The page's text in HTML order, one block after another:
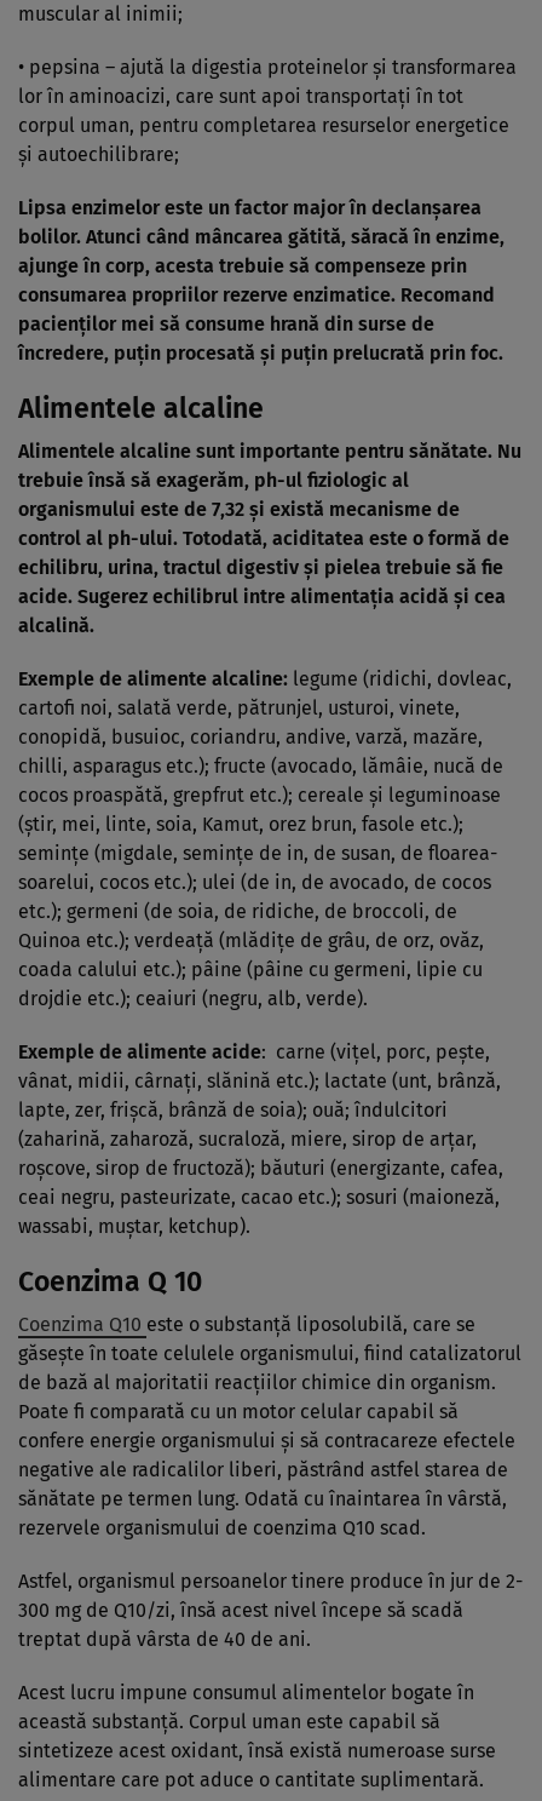
muscular al inimii;
• pepsina – ajută la digestia proteinelor şi transformarea
lor în aminoacizi, care sunt apoi transportaţi în tot
corpul uman, pentru completarea resurselor energetice
şi autoechilibrare;
Lipsa enzimelor este un factor major în declanşarea
bolilor. Atunci când mâncarea gătită, săracă în enzime,
ajunge în corp, acesta trebuie să compenseze prin
consumarea propriilor rezerve enzimatice. Recomand
pacienţilor mei să consume hrană din surse de
încredere, puţin procesată şi puţin prelucrată prin foc.
Alimentele alcaline
Alimentele alcaline sunt importante pentru sănătate. Nu
trebuie însă să exagerăm, ph-ul fiziologic al
organismului este de 7,32 şi există mecanisme de
control al ph-ului. Totodată, aciditatea este o formă de
echilibru, urina, tractul digestiv şi pielea trebuie să fie
acide. Sugerez echilibrul intre alimentaţia acidă şi cea
alcalină.
Exemple de alimente alcaline: legume (ridichi, dovleac,
cartofi noi, salată verde, pătrunjel, usturoi, vinete,
conopidă, busuioc, coriandru, andive, varză, mazăre,
chilli, asparagus etc.); fructe (avocado, lămâie, nucă de
cocos proaspătă, grepfrut etc.); cereale şi leguminoase
(ştir, mei, linte, soia, Kamut, orez brun, fasole etc.);
seminţe (migdale, seminţe de in, de susan, de floarea-
soarelui, cocos etc.); ulei (de in, de avocado, de cocos
etc.); germeni (de soia, de ridiche, de broccoli, de
Quinoa etc.); verdeaţă (mlădiţe de grâu, de orz, ovăz,
coada calului etc.); pâine (pâine cu germeni, lipie cu
drojdie etc.); ceaiuri (negru, alb, verde).
Exemple de alimente acide: carne (viţel, porc, peşte,
vânat, midii, cârnaţi, slănină etc.); lactate (unt, brânză,
lapte, zer, frişcă, brânză de soia); ouă; îndulcitori
(zaharină, zaharoză, sucraloză, miere, sirop de arţar,
roşcove, sirop de fructoză); băuturi (energizante, cafea,
ceai negru, pasteurizate, cacao etc.); sosuri (maioneză,
wassabi, muştar, ketchup).
Coenzima Q 10
Coenzima Q10 este o substanţă liposolubilă, care se
găseşte în toate celulele organismului, fiind catalizatorul
de bază al majoritatii reacţiilor chimice din organism.
Poate fi comparată cu un motor celular capabil să
confere energie organismului şi să contracareze efectele
negative ale radicalilor liberi, păstrând astfel starea de
sănătate pe termen lung. Odată cu înaintarea în vârstă,
rezervele organismului de coenzima Q10 scad.
Astfel, organismul persoanelor tinere produce în jur de 2-
300 mg de Q10/zi, însă acest nivel începe să scadă
treptat după vârsta de 40 de ani.
Acest lucru impune consumul alimentelor bogate în
această substanţă. Corpul uman este capabil să
sintetizeze acest oxidant, însă există numeroase surse
alimentare care pot aduce o cantitate suplimentară.